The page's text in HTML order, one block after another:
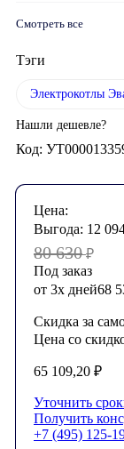
Смотреть все
Тэги
Электрокотлы
Нашли дешевле?
Код:
Цена:
Выгода: 12
80 630 ₽
Под заказ
от 3х дней68
Скидка за
Цена со
65 109,20 ₽
Уточнить
Получить
+7 (495) 125-